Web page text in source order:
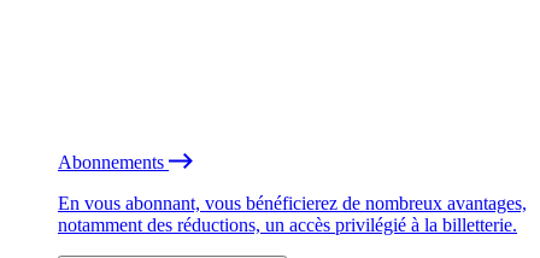
Abonnements
En vous abonnant, vous bénéficierez de nombreux avantages,
notamment des réductions, un accès privilégié à la billetterie.